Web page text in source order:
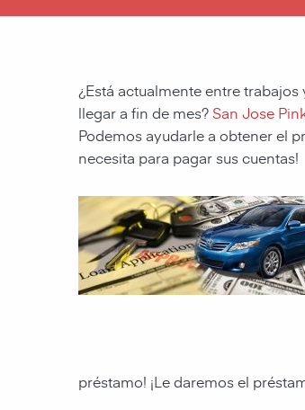
¿Está actualmente entre
llegar a fin de mes?San Jose
Podemos ayudarle a obtener el
necesita para pagar sus cuentas!
préstamo! ¡Le daremos el